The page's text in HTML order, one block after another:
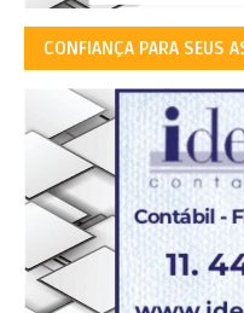
CONFIANÇA PARA SEUS